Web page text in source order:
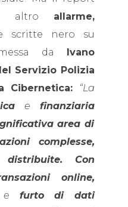
altro allarme,
scritte nero su
da
Ivano
Servizio Polizia
Cibernetica:
“La
e finanziaria
area di
complesse,
distribuite. Con
online,
e furto di dati